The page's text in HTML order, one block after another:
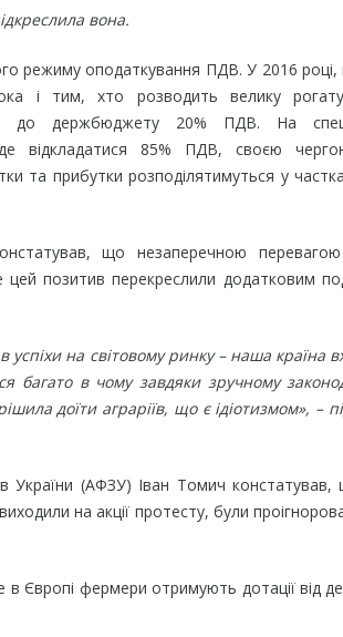
вона.
режиму оподаткування ПДВ. У 2016 році,
і тим, хто розводить велику
до держбюджету 20% ПДВ. На
відкладатися 85% ПДВ, своєю
та прибутки розподілятимуться у
що незаперечною
позитив перекреслили додатковим
на світовому ринку – наша країна
багато в чому завдяки зручному
доїти аграріїв, що є ідіотизмом», –
України (АФЗУ) Іван Томич
на акції протесту, були
в Європі фермери отримують дотації від